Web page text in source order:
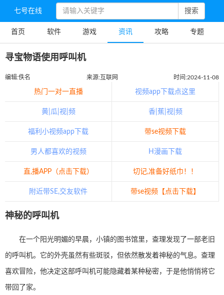
七号在线 搜索
首页 软件 游戏 资讯 攻略 专题
寻宝物语使用呼叫机
编辑:佚名 来源:互联网 时间:2024-11-08
热门一对一直播 视频app下载点这里
黄|瓜|视|频 香|蕉|视|频
福利小视频app下载 带se视频下载
男人都喜欢的视频 H漫画下载
直,播APP（点击下载） 切记,准备好纸巾！！
附近带SE,交友软件 带se视频【点击下载】
神秘的呼叫机
在一个阳光明媚的早晨，小镇的图书馆里，查理发现了一部老旧
的呼叫机。它的外壳虽然有些斑驳，但依然散发着神秘的气息。查理
喜欢冒险，他决定这部呼叫机可能隐藏着某种秘密，于是他悄悄将它
带回了家。